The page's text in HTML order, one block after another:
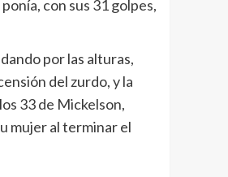
con sus 31 golpes,
por las alturas,
del zurdo, y la
33 de Mickelson,
mujer al terminar el